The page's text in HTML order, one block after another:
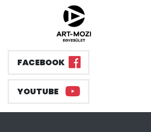
FACEBOOK
YOUTUBE